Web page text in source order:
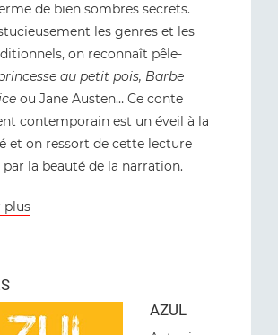
de bien sombres secrets.
les genres et les
on reconnaît pêle-
au petit pois, Barbe
ou Jane Austen… Ce conte
contemporain est un éveil à la
et on ressort de cette lecture
la beauté de la narration.
plus
AZUL